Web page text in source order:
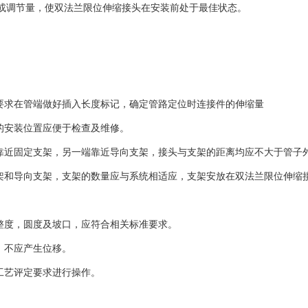
节量，使双法兰限位伸缩接头在安装前处于最佳状态。
在管端做好插入长度标记，确定管路定位时连接件的伸缩量
装位置应便于检查及维修。
固定支架，另一端靠近导向支架，接头与支架的距离均应不大于管子
导向支架，支架的数量应与系统相适应，支架安放在双法兰限位伸缩
，圆度及坡口，应符合相关标准要求。
应产生位移。
评定要求进行操作。